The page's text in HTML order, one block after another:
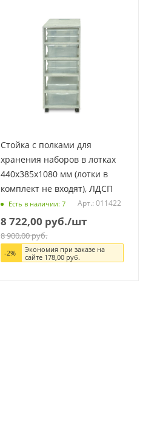
Стойка с полками для
хранения наборов в лотках
440х385х1080 мм (лотки в
комплект не входят), ЛДСП
Есть в наличии: 7 Арт.: 011422
8 722,00 руб./шт
8 900,00руб.
-2%
Экономия при заказе на
сайте 178,00руб.